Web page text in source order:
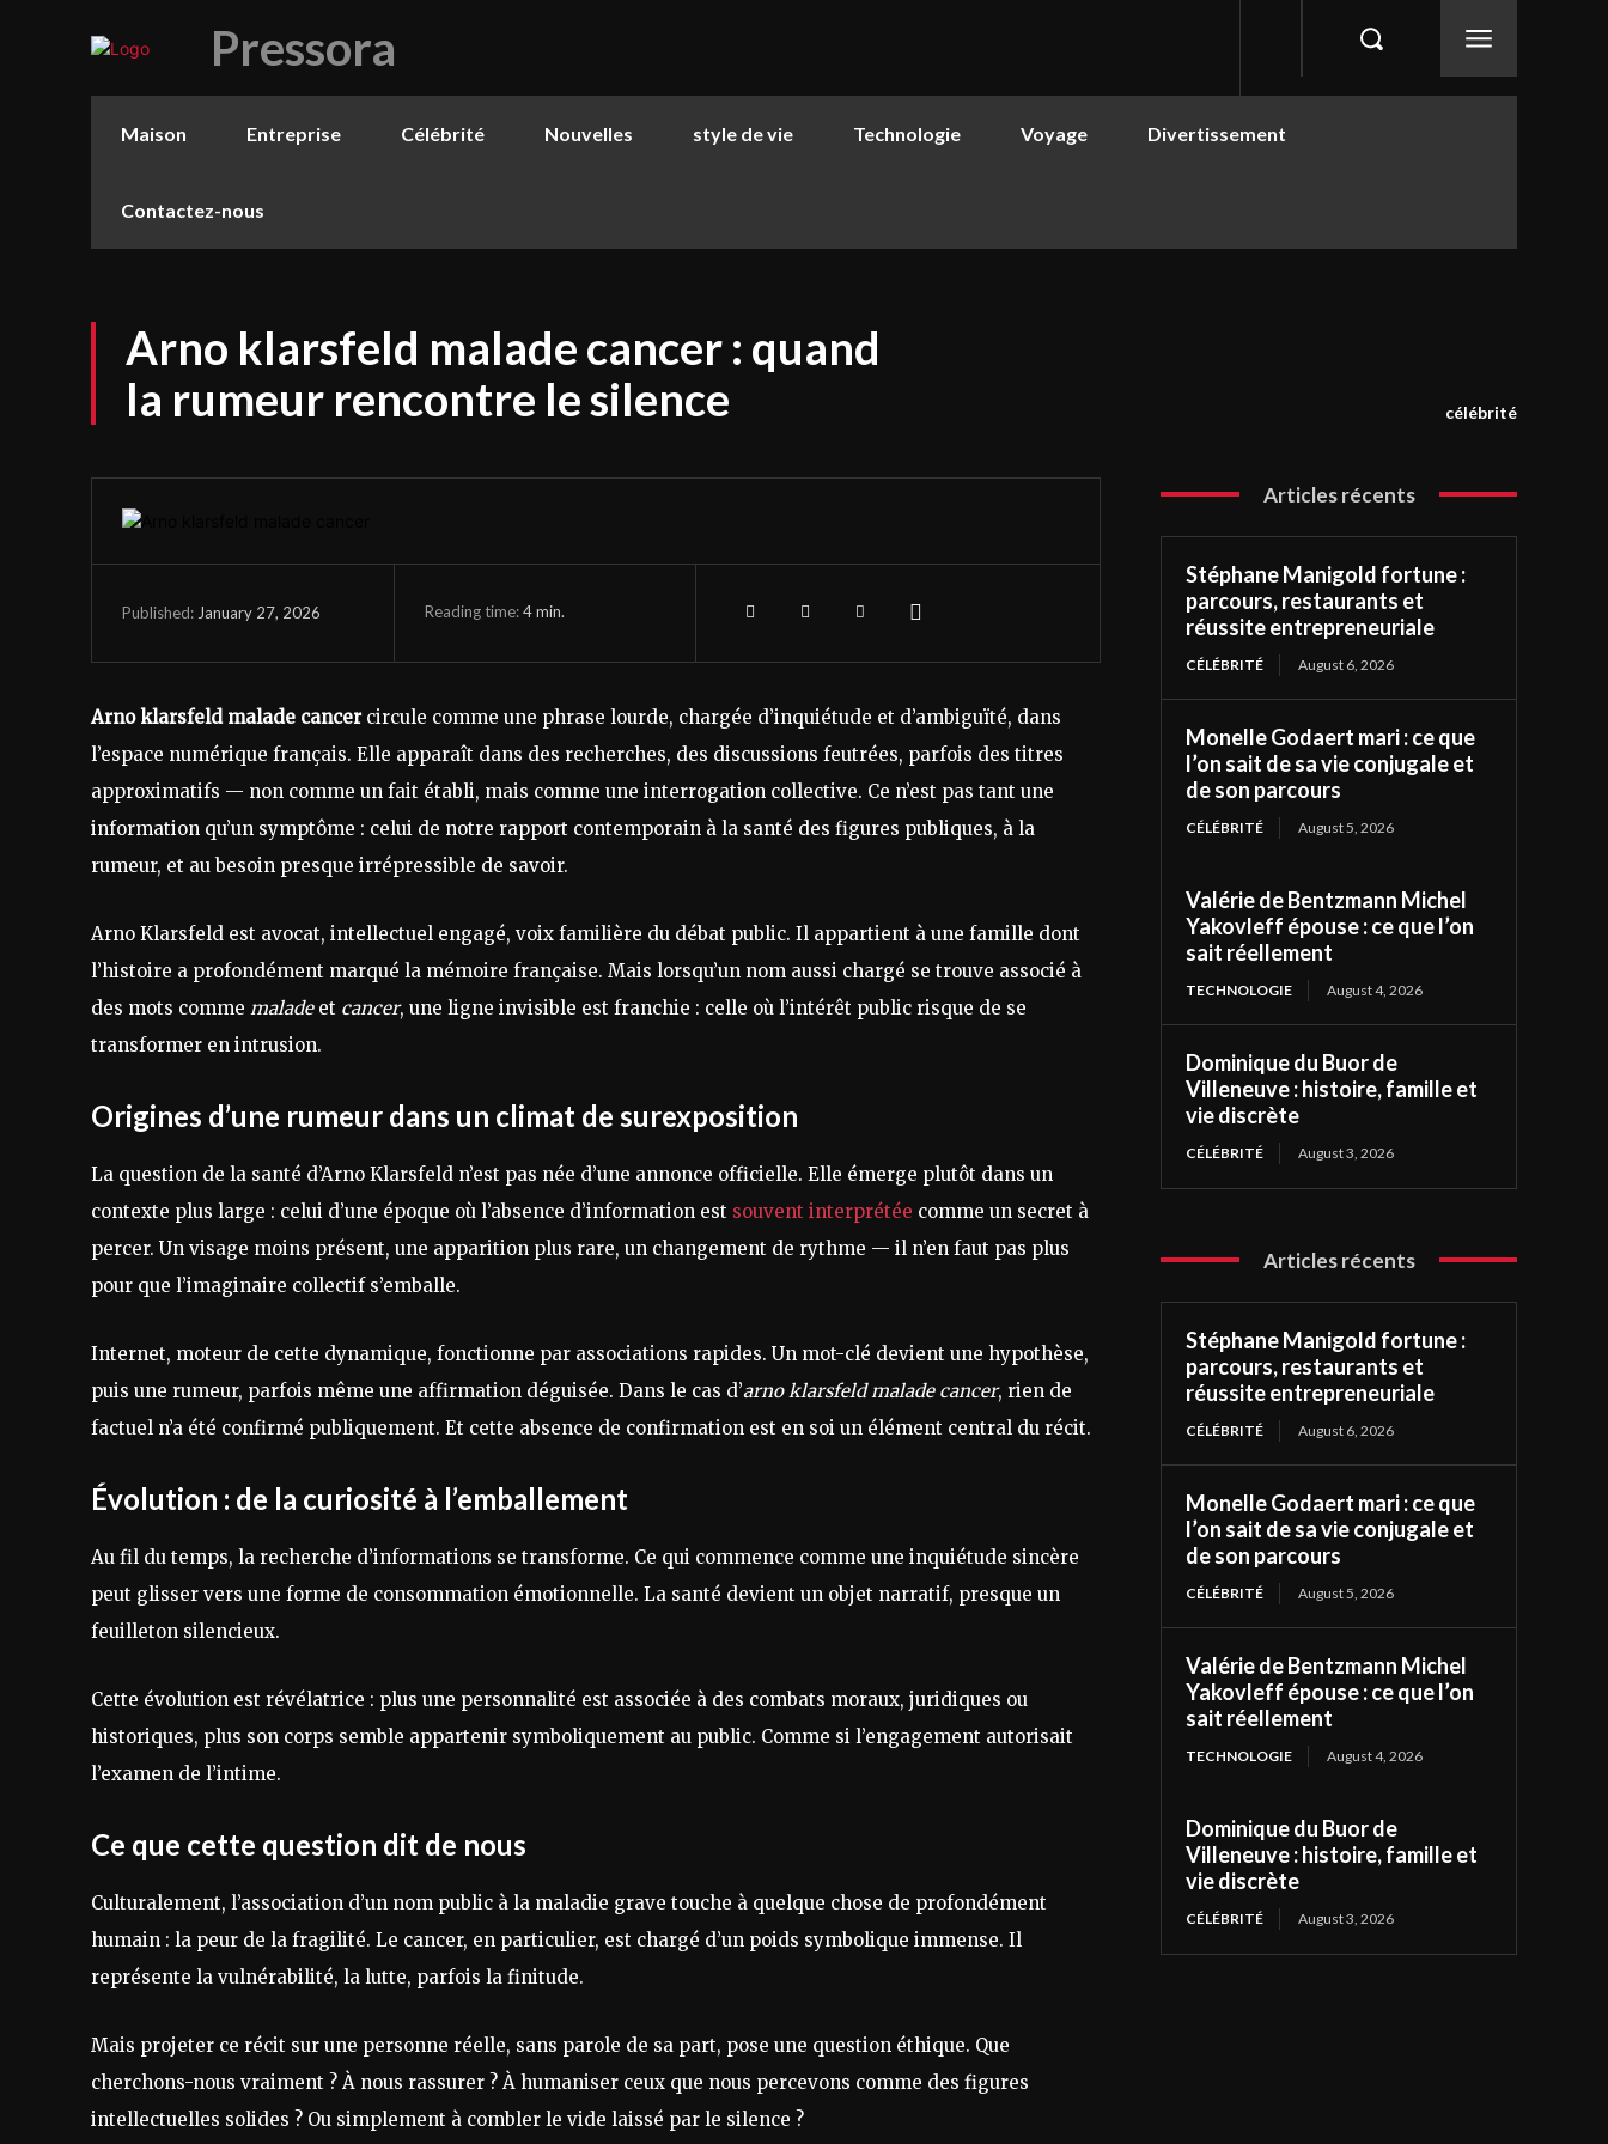
Pressora
Maison Entreprise Célébrité Nouvelles style de vie Technologie Voyage Divertissement
Contactez-nous
Arno klarsfeld malade cancer : quand
la rumeur rencontre le silence
célébrité
Published: January 27, 2026 Reading time:4min.
Arno klarsfeld malade cancercircule comme une phrase lourde, chargée d’inquiétude et d’ambiguïté, dans
l’espace numérique français. Elle apparaît dans des recherches, des discussions feutrées, parfois des titres
approximatifs — non comme un fait établi, mais comme une interrogation collective. Ce n’est pas tant une
information qu’un symptôme : celui de notre rapport contemporain à la santé des figures publiques, à la
rumeur, et au besoin presque irrépressible de savoir.
Arno Klarsfeld est avocat, intellectuel engagé, voix familière du débat public. Il appartient à une famille dont
l’histoire a profondément marqué la mémoire française. Mais lorsqu’un nom aussi chargé se trouve associé à
des mots comme maladeet cancer, une ligne invisible est franchie : celle où l’intérêt public risque de se
transformer en intrusion.
Origines d’une rumeur dans un climat de surexposition
La question de la santé d’Arno Klarsfeld n’est pas née d’une annonce officielle. Elle émerge plutôt dans un
contexte plus large : celui d’une époque où l’absence d’information est souvent interprétée comme un secret à
percer. Un visage moins présent, une apparition plus rare, un changement de rythme — il n’en faut pas plus
pour que l’imaginaire collectif s’emballe.
Internet, moteur de cette dynamique, fonctionne par associations rapides. Un mot-clé devient une hypothèse,
puis une rumeur, parfois même une affirmation déguisée. Dans le cas d’arno klarsfeld malade cancer, rien de
factuel n’a été confirmé publiquement. Et cette absence de confirmation est en soi un élément central du récit.
Évolution : de la curiosité à l’emballement
Au fil du temps, la recherche d’informations se transforme. Ce qui commence comme une inquiétude sincère
peut glisser vers une forme de consommation émotionnelle. La santé devient un objet narratif, presque un
feuilleton silencieux.
Cette évolution est révélatrice : plus une personnalité est associée à des combats moraux, juridiques ou
historiques, plus son corps semble appartenir symboliquement au public. Comme si l’engagement autorisait
l’examen de l’intime.
Ce que cette question dit de nous
Culturalement, l’association d’un nom public à la maladie grave touche à quelque chose de profondément
humain : la peur de la fragilité. Le cancer, en particulier, est chargé d’un poids symbolique immense. Il
représente la vulnérabilité, la lutte, parfois la finitude.
Mais projeter ce récit sur une personne réelle, sans parole de sa part, pose une question éthique. Que
cherchons-nous vraiment ? À nous rassurer ? À humaniser ceux que nous percevons comme des figures
intellectuelles solides ? Ou simplement à combler le vide laissé par le silence ?
Articles récents
Stéphane Manigold fortune :
parcours, restaurants et
réussite entrepreneuriale
CÉLÉBRITÉ August 6, 2026
Monelle Godaert mari : ce que
l’on sait de sa vie conjugale et
de son parcours
CÉLÉBRITÉ August 5, 2026
Valérie de Bentzmann Michel
Yakovleff épouse : ce que l’on
sait réellement
TECHNOLOGIE August 4, 2026
Dominique du Buor de
Villeneuve : histoire, famille et
vie discrète
CÉLÉBRITÉ August 3, 2026
Articles récents
Stéphane Manigold fortune :
parcours, restaurants et
réussite entrepreneuriale
CÉLÉBRITÉ August 6, 2026
Monelle Godaert mari : ce que
l’on sait de sa vie conjugale et
de son parcours
CÉLÉBRITÉ August 5, 2026
Valérie de Bentzmann Michel
Yakovleff épouse : ce que l’on
sait réellement
TECHNOLOGIE August 4, 2026
Dominique du Buor de
Villeneuve : histoire, famille et
vie discrète
CÉLÉBRITÉ August 3, 2026